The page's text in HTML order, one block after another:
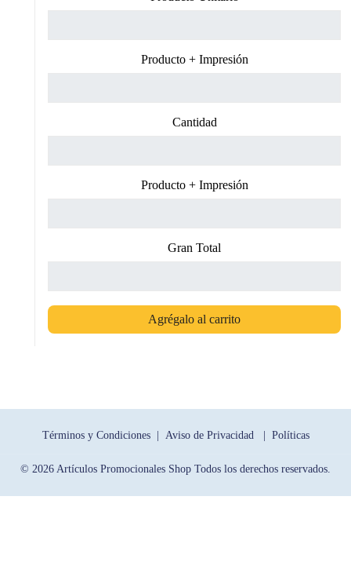
Producto + Impresión
Cantidad
Producto + Impresión
Gran Total
Agrégalo al carrito
Términos y Condiciones | Aviso de Privacidad | Políticas
© 2026 Artículos Promocionales Shop Todos los derechos reservados.